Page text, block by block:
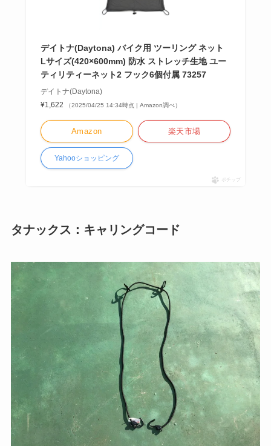
デイトナ(Daytona) バイク用 ツーリング ネット
Lサイズ(420×600mm) 防水 ストレッチ生地 ユー
ティリティーネット2 フック6個付属 73257
デイトナ(Daytona)
¥1,622
（2025/04/25 14:34時点 | Amazon調べ）
Amazon 楽天市場
Yahooショッピング
ポチップ
タナックス：キャリングコード